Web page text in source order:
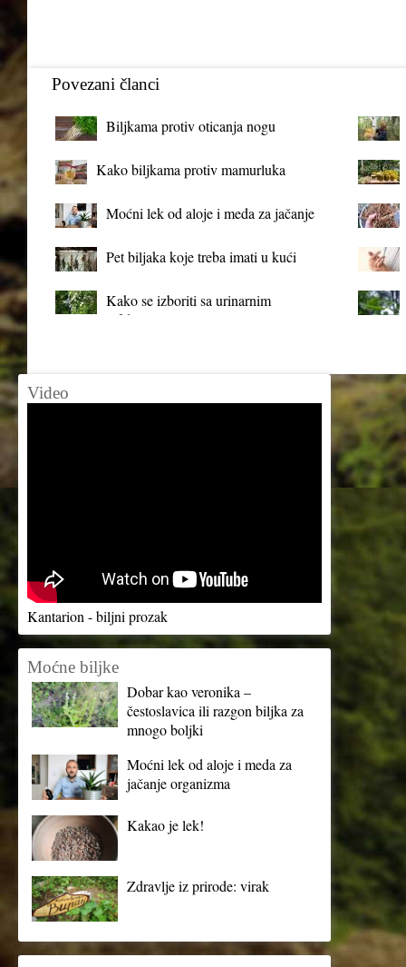
Povezani članci
Biljkama protiv oticanja nogu
Kako biljkama protiv mamurluka
Moćni lek od aloje i meda za jačanje
Pet biljaka koje treba imati u kući
Kako se izboriti sa urinarnim
infekcijama?
Video
Kantarion - biljni prozak
Moćne biljke
Dobar kao veronika –
čestoslavica ili razgon biljka za
mnogo boljki
Moćni lek od aloje i meda za
jačanje organizma
Kakao je lek!
Zdravlje iz prirode: virak